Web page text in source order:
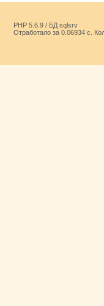
PHP 5.6.9 / БД sqlsrv
Отработало за 0.06934 с.